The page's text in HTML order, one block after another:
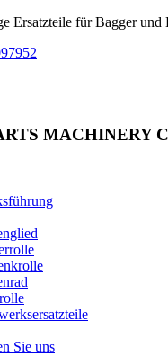
Ersatzteile für Bagger und
MACHINERY
Sie uns